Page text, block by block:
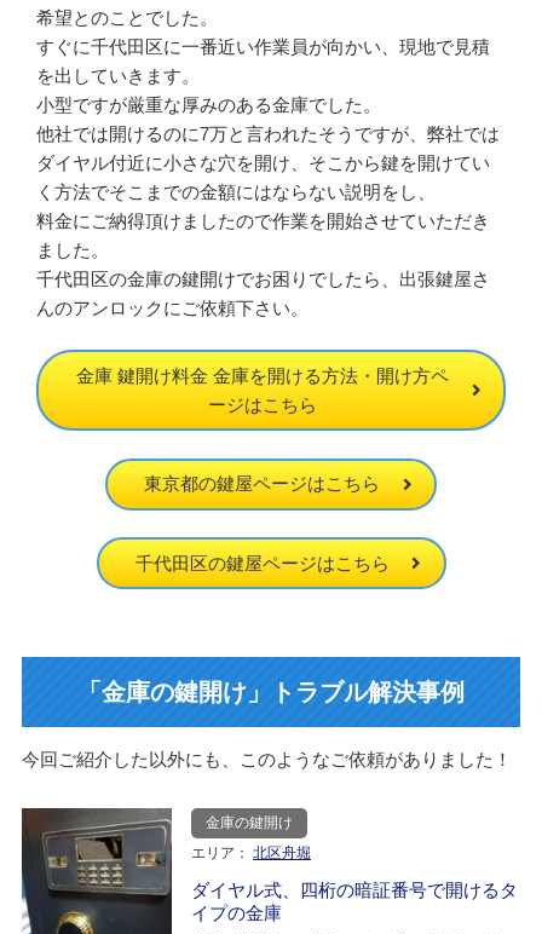
希望とのことでした。
すぐに千代田区に一番近い作業員が向かい、現地で見積
を出していきます。
小型ですが厳重な厚みのある金庫でした。
他社では開けるのに7万と言われたそうですが、弊社では
ダイヤル付近に小さな穴を開け、そこから鍵を開けてい
く方法でそこまでの金額にはならない説明をし、
料金にご納得頂けましたので作業を開始させていただき
ました。
千代田区の金庫の鍵開けでお困りでしたら、出張鍵屋さ
んのアンロックにご依頼下さい。
金庫 鍵開け料金 金庫を開ける方法・開け方ペ
ージはこちら
東京都の鍵屋ページはこちら
千代田区の鍵屋ページはこちら
「金庫の鍵開け」トラブル解決事例
今回ご紹介した以外にも、このようなご依頼がありました！
金庫の鍵開け
エリア： 北区舟堀
ダイヤル式、四桁の暗証番号で開けるタ
イプの金庫